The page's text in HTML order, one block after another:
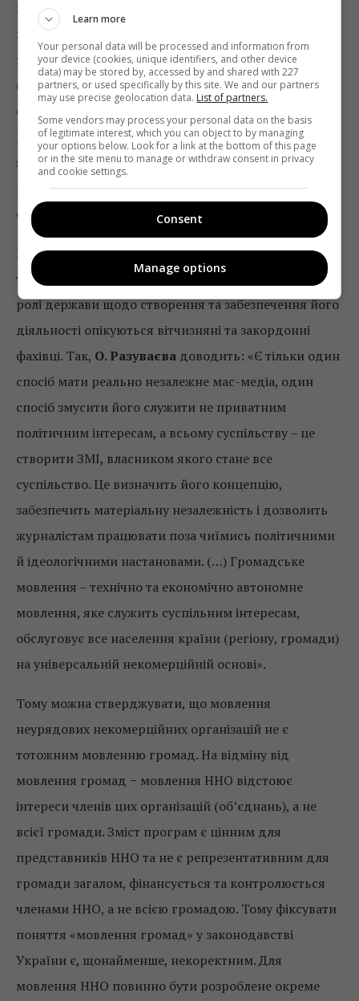
власності. Щодо дискурсу, який виникає при
визначенні понять «громадське» або «суспільне» у
наукових колах, зазначимо: громадське
(громадянин) – це представлення прав та свобод;
суспільне (загальний) – це забезпечення широкого,
рівноправного доступу. Це дві риси одного явища,
яке направлене на забезпечення широкого і
рівноправного права доступу до неупередженої та
об’єктивної інформації.
Питаннями функціонування сучасного суспільного
та громадського мовлення або мовлення громад,
ролі держави щодо створення та забезпечення його
діяльності опікуються вітчизняні та закордонні
фахівці. Так, О. Разуваєва доводить: «Є тільки один
спосіб мати реально незалежне мас-медіа, один
спосіб змусити його служити не приватним
політичним інтересам, а всьому суспільству – це
створити ЗМІ, власником якого стане все
суспільство. Це визначить його концепцію,
забезпечить матеріальну незалежність і дозволить
журналістам працювати поза чиїмись політичними
й ідеологічними настановами. (…) Громадське
мовлення – технічно та економічно автономне
мовлення, яке служить суспільним інтересам,
обслуговує все населення країни (регіону, громади)
на універсальній некомерційній основі».
Тому можна стверджувати, що мовлення
неурядових некомерційних організацій не є
тотожним мовленню громад. На відміну від
мовлення громад − мовлення ННО відстоює
інтереси членів цих організацій (об’єднань), а не
всієї громади. Зміст програм є цінним для
представників ННО та не є репрезентативним для
громади загалом, фінансується та контролюється
членами ННО, а не всією громадою. Тому фіксувати
поняття «мовлення громад» у законодавстві
України є, щонайменше, некоректним. Для
мовлення ННО повинно бути розроблене окреме
Learn more
Your personal data will be processed and information from
your device (cookies, unique identifiers, and other device
data) may be stored by, accessed by and shared with 227
partners, or used specifically by this site. We and our partners
may use precise geolocation data. List of partners.
Some vendors may process your personal data on the basis
of legitimate interest, which you can object to by managing
your options below. Look for a link at the bottom of this page
or in the site menu to manage or withdraw consent in privacy
and cookie settings.
Consent
Manage options